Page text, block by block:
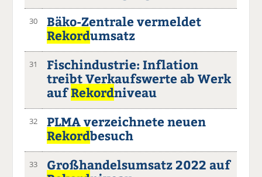
30
Bäko-Zentrale vermeldet
Rekordumsatz
31
Fischindustrie: Inflation
treibt Verkaufswerte ab Werk
aufRekordniveau
32
PLMA verzeichnete neuen
Rekordbesuch
33
Großhandelsumsatz 2022 auf